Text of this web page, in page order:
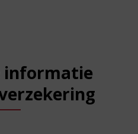
informatie